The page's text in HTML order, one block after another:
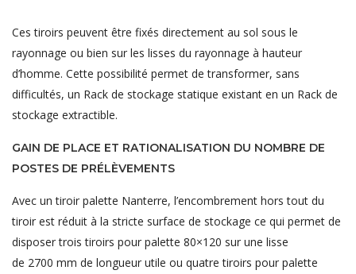
Ces tiroirs peuvent être fixés directement au sol sous le
rayonnage ou bien sur les lisses du rayonnage à hauteur
d’homme. Cette possibilité permet de transformer, sans
difficultés, un Rack de stockage statique existant en un Rack de
stockage extractible.
GAIN DE PLACE ET RATIONALISATION DU NOMBRE DE
POSTES DE PRÉLÈVEMENTS
Avec un tiroir palette Nanterre, l’encombrement hors tout du
tiroir est réduit à la stricte surface de stockage ce qui permet de
disposer trois tiroirs pour palette 80×120 sur une lisse
de 2700 mm de longueur utile ou quatre tiroirs pour palette